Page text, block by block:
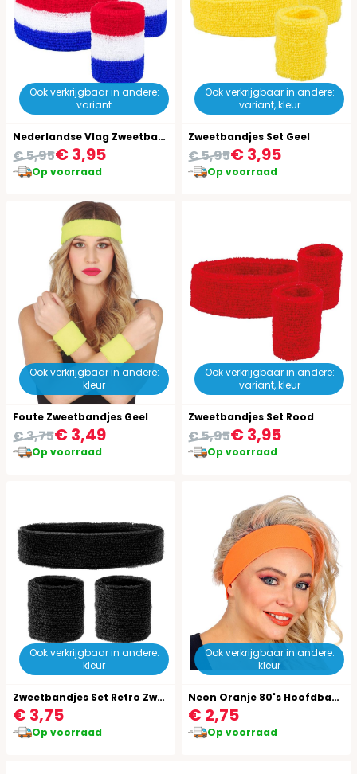
Ook verkrijgbaar in andere:
variant
Nederlandse Vlag Zweetbandjes Set
€ 3,95
€ 5,95
Op voorraad
Ook verkrijgbaar in andere:
variant, kleur
Zweetbandjes Set Geel
€ 3,95
€ 5,95
Op voorraad
Ook verkrijgbaar in andere:
kleur
Foute Zweetbandjes Geel
€ 3,49
€ 3,75
Op voorraad
Ook verkrijgbaar in andere:
variant, kleur
Zweetbandjes Set Rood
€ 3,95
€ 5,95
Op voorraad
Ook verkrijgbaar in andere:
kleur
Zweetbandjes Set Retro Zwart
€ 3,75
Op voorraad
Ook verkrijgbaar in andere:
kleur
Neon Oranje 80's Hoofdband
€ 2,75
Op voorraad